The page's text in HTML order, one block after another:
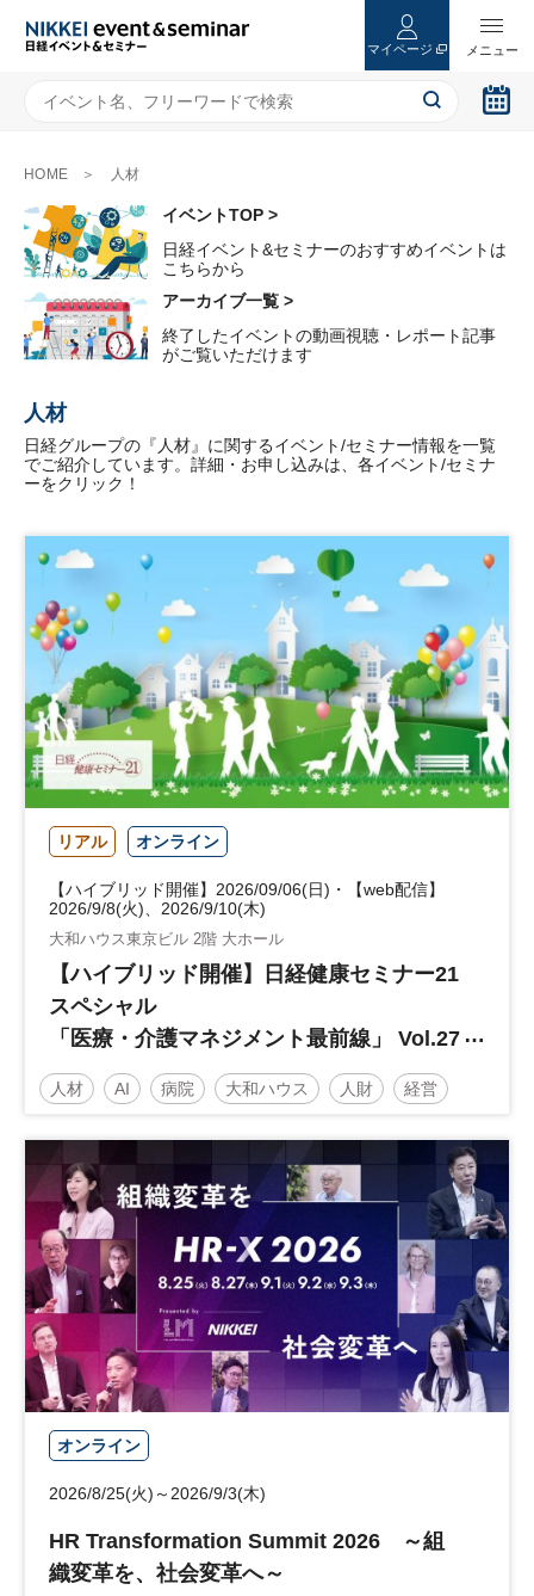
マイページ
HOME 人材
イベントTOP >
日経イベント&セミナーのおすすめイベントは
こちらから
アーカイブ一覧 >
終了したイベントの動画視聴・レポート記事
がご覧いただけます
人材
日経グループの『人材』に関するイベント/セミナー情報を一覧
でご紹介しています。詳細・お申し込みは、各イベント/セミナ
ーをクリック！
リアル オンライン
【ハイブリッド開催】2026/09/06(日)・【web配信】
2026/9/8(火)、2026/9/10(木)
大和ハウス東京ビル 2階 大ホール
【ハイブリッド開催】日経健康セミナー21
スペシャル
「医療・介護マネジメント最前線」 Vol.27
病院経営のネクストステージ
～診療報酬改定のその先 AI・DX・人財戦
略で描く持続可能な未来へ～
人材 AI 病院 大和ハウス 人財 経営
医療・介護マネジメント 医療 人材戦略
日経健康セミナー 病院経営 DX 診療報酬
参加無料 土日祝開催
オンライン
2026/8/25(火)～2026/9/3(木)
HR Transformation Summit 2026 ～組
織変革を、社会変革へ～